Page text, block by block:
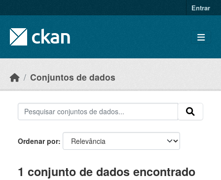
Entrar
Conjuntos de dados
Ordenar por
1 conjunto de dados encontrado